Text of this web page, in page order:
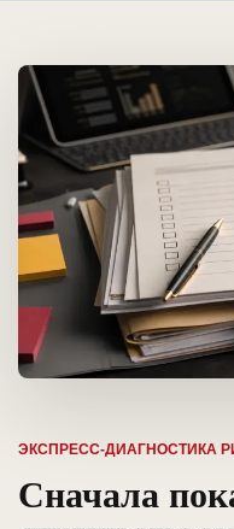
ЭКСПРЕСС-ДИАГНОСТИКА
Сначала